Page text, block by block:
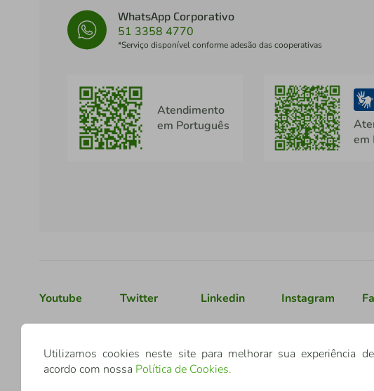
WhatsApp Corporativo
51 3358 4770
*Serviço disponível conforme adesão das cooperativas
Atendimento
em Português
em
Youtube Twitter Linkedin Instagram
Confederação Sicredi
CNPJ: 03.795.072/0001-60
Utilizamos cookies neste site para melhorar sua experiência
acordo com nossa Política de Cookies.